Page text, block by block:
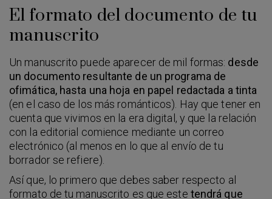
El formato del documento de tu
manuscrito
Un manuscrito puede aparecer de mil formas: desde
un documento resultante de un programa de
ofimática, hasta una hoja en papel redactada a tinta
(en el caso de los más románticos). Hay que tener en
cuenta que vivimos en la era digital, y que la relación
con la editorial comience mediante un correo
electrónico (al menos en lo que al envío de tu
borrador se refiere).
Así que, lo primero que debes saber respecto al
formato de tu manuscrito es que este tendrá que